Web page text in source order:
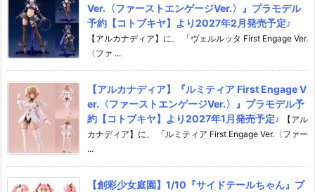
Ver.〈ファーストエンゲージVer.〉』プラモデル
予約【コトブキヤ】より2027年2月発売予定♪
【アルカナディア】に、 「ヴェルルッタ First Engage Ver.
〈ファ ...
【アルカナディア】『ルミティア First Engage V
er.〈ファーストエンゲージVer.〉』プラモデル予
約【コトブキヤ】より2027年1月発売予定♪
【アル
カナディア】に、 「ルミティア First Engage Ver.〈ファー
...
【創彩少女庭園】1/10『サイドテールちゃん』プ